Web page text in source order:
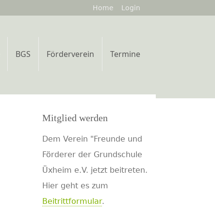
Home Login
BGS Förderverein Termine
Mitglied werden
Dem Verein "Freunde und
Förderer der Grundschule
Üxheim e.V. jetzt beitreten.
Hier geht es zum
Beitrittformular.